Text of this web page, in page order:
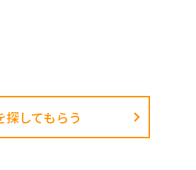
探してもらう​